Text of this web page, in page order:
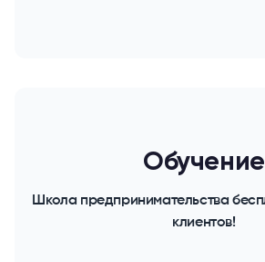
Обучение
Школа предпринимательства
клиентов!